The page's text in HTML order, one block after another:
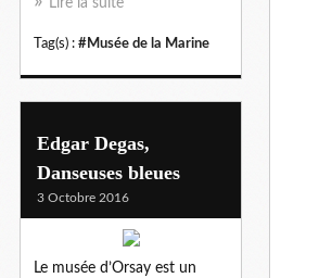
Lire la suite
Tag(s) : #Musée de la Marine
Edgar Degas,
Danseuses bleues
3 Octobre 2016
Le musée d’Orsay est un